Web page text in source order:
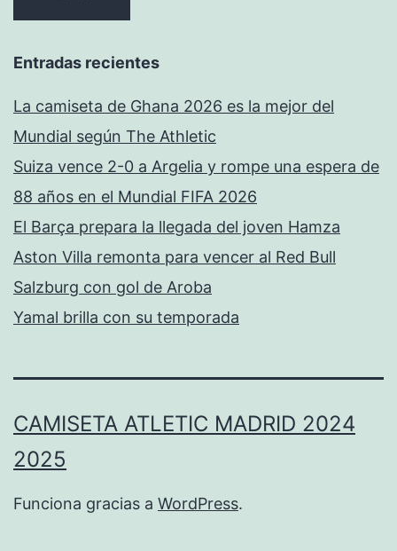
Entradas recientes
La camiseta de Ghana 2026 es la mejor del
Mundial según The Athletic
Suiza vence 2-0 a Argelia y rompe una espera de
88 años en el Mundial FIFA 2026
El Barça prepara la llegada del joven Hamza
Aston Villa remonta para vencer al Red Bull
Salzburg con gol de Aroba
Yamal brilla con su temporada
CAMISETA ATLETIC MADRID 2024
2025
Funciona gracias a WordPress.